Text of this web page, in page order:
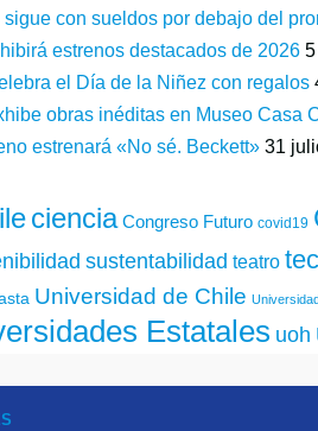
sigue con sueldos por debajo del
estrenos destacados de 2026
el Día de la Niñez con regalos
obras inéditas en Museo Casa
estrenará «No sé. Beckett» 31
ciencia Congreso Futuro covid19
sustentabilidad teatro
Universidad de Chile
Estatales uoh